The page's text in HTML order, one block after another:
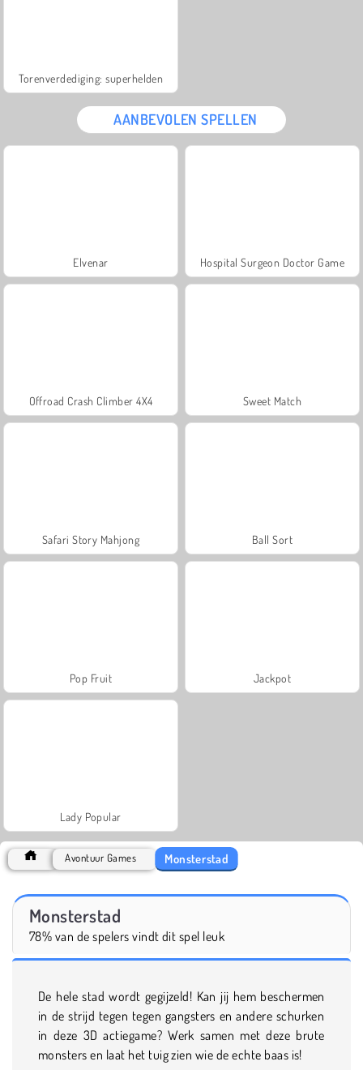
Torenverdediging: superhelden
AANBEVOLEN SPELLEN
Elvenar Hospital Surgeon Doctor Game
Offroad Crash Climber 4X4 Sweet Match
Safari Story Mahjong Ball Sort
Pop Fruit Jackpot
Lady Popular
Avontuur Games Monsterstad
Monsterstad
78% van de spelers vindt dit spel leuk
De hele stad wordt gegijzeld! Kan jij hem beschermen
in de strijd tegen tegen gangsters en andere schurken
in deze 3D actiegame? Werk samen met deze brute
monsters en laat het tuig zien wie de echte baas is!